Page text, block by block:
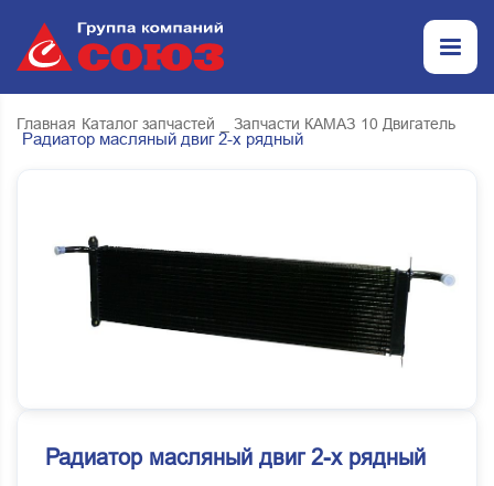
Главная Каталог запчастей _ Запчасти КАМАЗ 10 Двигатель
Радиатор масляный двиг 2-х рядный
Радиатор масляный двиг 2-х рядный